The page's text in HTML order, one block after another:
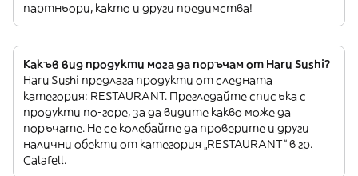
партньори, както и други предимства!
Какъв вид продукти мога да поръчам от Haru Sushi?
Haru Sushi предлага продукти от следната
категория: RESTAURANT. Прегледайте списъка с
продукти по-горе, за да видите какво може да
поръчате. Не се колебайте да проверите и други
налични обекти от категория „RESTAURANT“ в гр.
Calafell.